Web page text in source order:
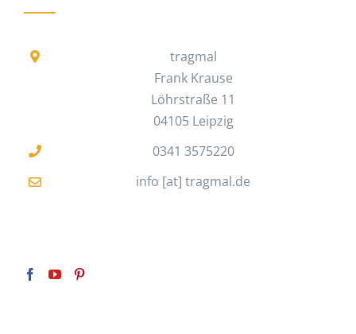
tragmal
Frank Krause
Löhrstraße 11
04105 Leipzig
0341 3575220
info [at] tragmal.de